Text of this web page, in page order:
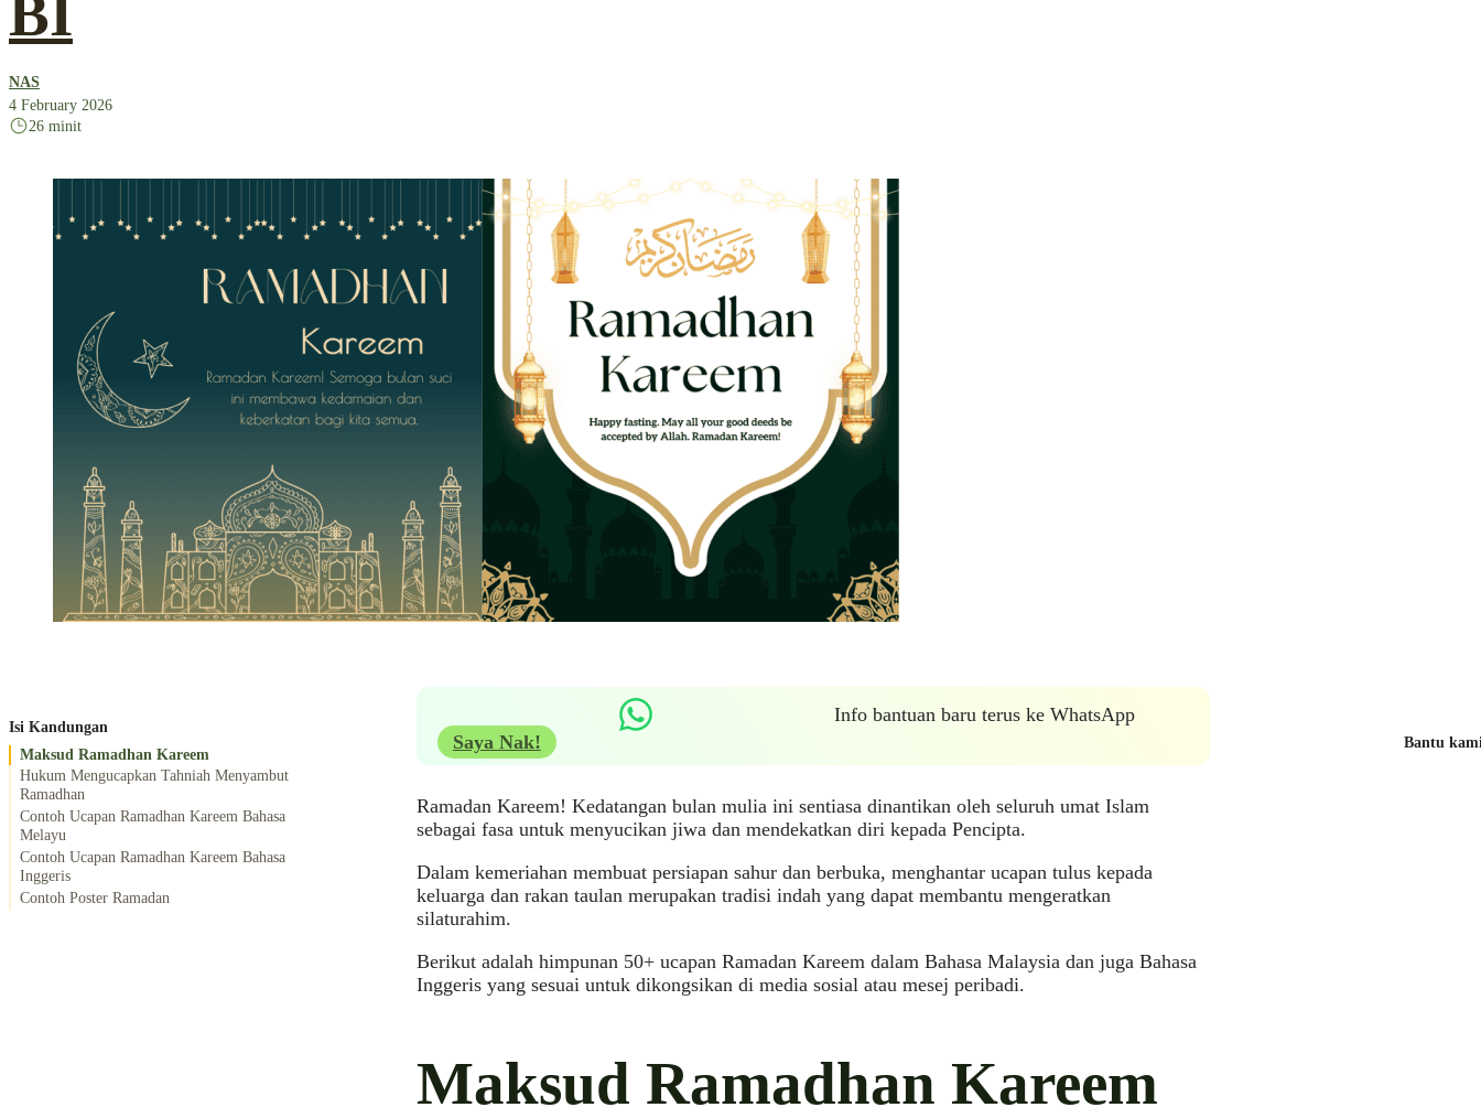
BI
NAS
4 February 2026
26 minit
Isi Kandungan
Maksud Ramadhan Kareem
Hukum Mengucapkan Tahniah Menyambut
Ramadhan
Contoh Ucapan Ramadhan Kareem Bahasa
Melayu
Contoh Ucapan Ramadhan Kareem Bahasa
Inggeris
Contoh Poster Ramadan
Info bantuan baru terus ke WhatsApp
Saya Nak!
Ramadan Kareem! Kedatangan bulan mulia ini sentiasa dinantikan oleh seluruh umat Islam
sebagai fasa untuk menyucikan jiwa dan mendekatkan diri kepada Pencipta.
Dalam kemeriahan membuat persiapan sahur dan berbuka, menghantar ucapan tulus kepada
keluarga dan rakan taulan merupakan tradisi indah yang dapat membantu mengeratkan
silaturahim.
Berikut adalah himpunan 50+ ucapan Ramadan Kareem dalam Bahasa Malaysia dan juga Bahasa
Inggeris yang sesuai untuk dikongsikan di media sosial atau mesej peribadi.
Maksud Ramadhan Kareem
Bantu